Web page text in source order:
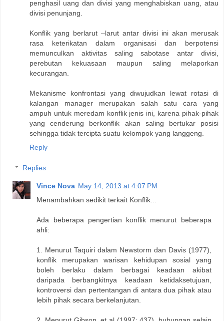
penghasil uang dan divisi yang menghabiskan uang, atau
divisi penunjang.
Konflik yang berlarut –larut antar divisi ini akan merusak
rasa keterikatan dalam organisasi dan berpotensi
memunculkan aktivitas saling sabotase antar divisi,
perebutan kekuasaan maupun saling melaporkan
kecurangan.
Mekanisme konfrontasi yang diwujudkan lewat rotasi di
kalangan manager merupakan salah satu cara yang
ampuh untuk meredam konflik jenis ini, karena pihak-pihak
yang cenderung berkonflik akan saling bertukar posisi
sehingga tidak tercipta suatu kelompok yang langgeng.
Reply
Replies
Vince Nova May 14, 2013 at 4:07 PM
Menambahkan sedikit terkait Konflik...
Ada beberapa pengertian konflik menurut beberapa
ahli:
1. Menurut Taquiri dalam Newstorm dan Davis (1977),
konflik merupakan warisan kehidupan sosial yang
boleh berlaku dalam berbagai keadaan akibat
daripada berbangkitnya keadaan ketidaksetujuan,
kontroversi dan pertentangan di antara dua pihak atau
lebih pihak secara berkelanjutan.